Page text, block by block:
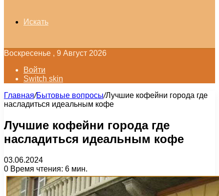
Искать
Воскресенье , 9 Август 2026
Войти
Switch skin
Главная/Бытовые вопросы/Лучшие кофейни города где
насладиться идеальным кофе
Лучшие кофейни города где
насладиться идеальным кофе
03.06.2024
0 Время чтения: 6 мин.